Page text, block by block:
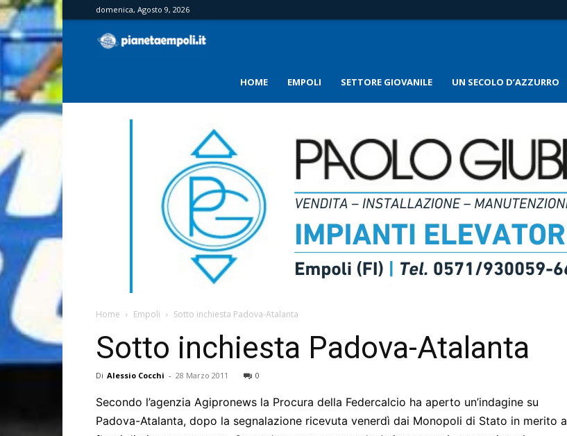
domenica, Agosto 9, 2026
HOME EMPOLI SETTORE GIOVANILE UN SECOLO D’AZZURRO
Home Empoli Sotto inchiesta Padova-Atalanta
Sotto inchiesta Padova-Atalanta
Di Alessio Cocchi - 28 Marzo 2011 0
Secondo l’agenzia Agipronews la Procura della Federcalcio ha aperto un’indagine su
Padova-Atalanta, dopo la segnalazione ricevuta venerdì dai Monopoli di Stato in merito a